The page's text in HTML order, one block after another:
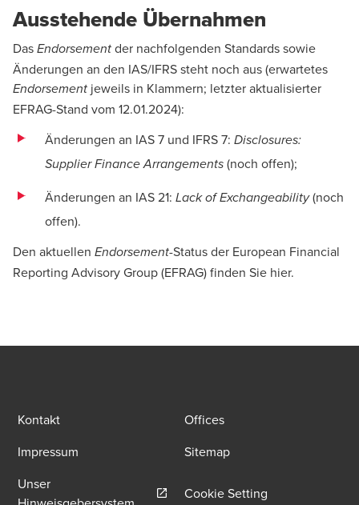
Ausstehende Übernahmen
Das Endorsement der nachfolgenden Standards sowie
Änderungen an den IAS/IFRS steht noch aus (erwartetes
Endorsement jeweils in Klammern; letzter aktualisierter
EFRAG-Stand vom 12.01.2024):
Änderungen an IAS 7 und IFRS 7: Disclosures:
Supplier Finance Arrangements (noch offen);
Änderungen an IAS 21: Lack of Exchangeability(noch
offen).
Den aktuellen Endorsement-Status der European Financial
Reporting Advisory Group (EFRAG) finden Sie hier.
Jana Michel
Direktorin, Technical Accounting Center of Excellence
Melanie Schunk
Wirtschaftsprüferin, Partnerin, Accounting & Reporting
Advisory Group
Wirtschaftsprüfer, Steuerberater, Partner, Accounting &
Kontakt
Offices
Impressum
Sitemap
Unser
Cookie Setting